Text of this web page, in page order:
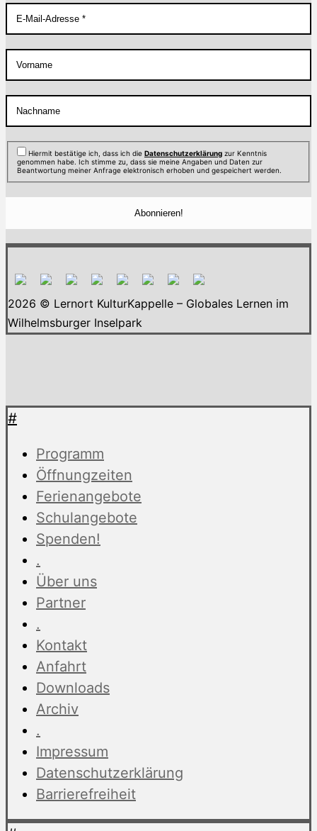
Hiermit bestätige ich, dass ich die Datenschutzerklärung zur Kenntnis
genommen habe. Ich stimme zu, dass sie meine Angaben und Daten zur
Beantwortung meiner Anfrage elektronisch erhoben und gespeichert werden.
2026 © Lernort KulturKappelle – Globales Lernen im
Wilhelmsburger Inselpark
#
Programm
Öffnungzeiten
Ferienangebote
Schulangebote
Spenden!
.
Über uns
Partner
.
Kontakt
Anfahrt
Downloads
Archiv
.
Impressum
Datenschutzerklärung
Barrierefreiheit